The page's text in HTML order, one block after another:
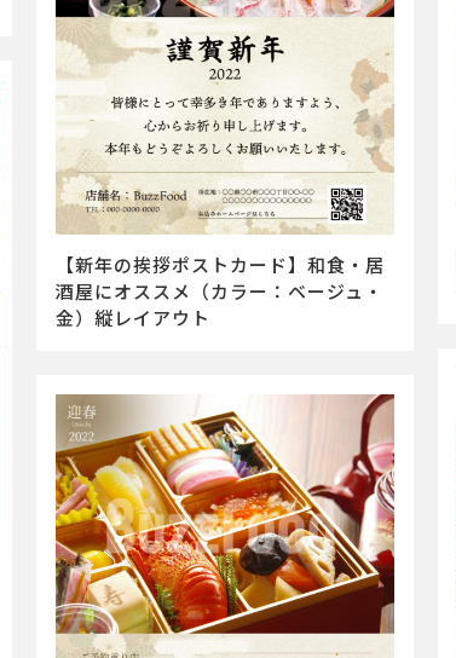
【新年の挨拶ポストカード】和食・居
酒屋にオススメ（カラー：ベージュ・
金）縦レイアウト